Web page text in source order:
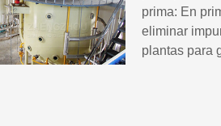
prima: En
eliminar
plantas para